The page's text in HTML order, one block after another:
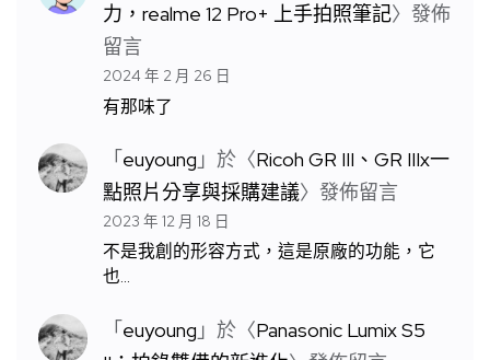
力，realme 12 Pro+ 上手拍照筆記〉發佈
留言
2024 年 2 月 26 日
有那味了
「euyoung 」於〈Ricoh GR III、GR IIIx一
點照片分享與採購建議〉發佈留言
2023 年 12 月 18 日
不是我創的形容方式，這是原廠的功能，它
也…
「euyoung 」於〈Panasonic Lumix S5